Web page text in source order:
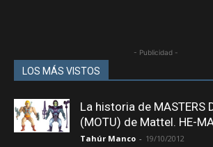
- Publicidad -
LOS MÁS VISTOS
La historia de MASTERS
(MOTU) de Mattel. HE-
Tahúr Manco - 19/10/2012